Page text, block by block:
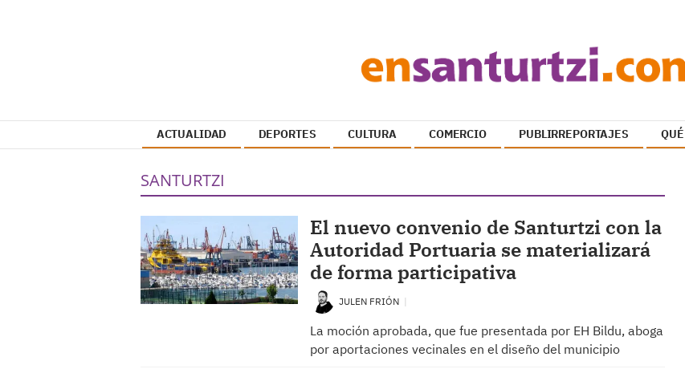
ACTUALIDAD DEPORTES CULTURA COMERCIO PUBLIRREPORTAJES
SANTURTZI
El nuevo convenio de Santurtzi con la
Autoridad Portuaria se materializará
de forma participativa
JULEN FRIÓN
La moción aprobada, que fue presentada por EH Bildu, aboga
por aportaciones vecinales en el diseño del municipio